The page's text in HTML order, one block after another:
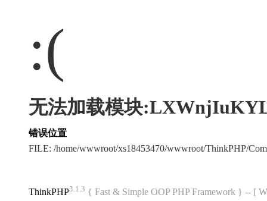
:(
无法加载模块
错误位置
FILE: /home/wwwroot/xs18453470/wwwroot/ThinkPHP/
ThinkPHP3.1.3 { Fast & Simple OOP PHP Framework } -- [